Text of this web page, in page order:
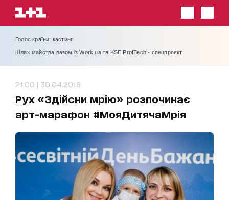
Голос країни: кастинг
Шлях майстра разом із Work.ua та KSE ProfTech - спецпроєкт
21:00 | 30.04.2018
Рух «Здійсни мрію» розпочинає
арт-марафон #МояДитячаМрія